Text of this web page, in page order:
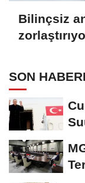
Bilinçsiz
SON